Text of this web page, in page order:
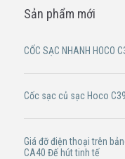
Sản phẩm mới
CỐC SẠC NHANH HOCO
Cốc sạc củ sạc Hoco
Giá đỡ điện thoại trên
CA40 Đế hút tinh tế